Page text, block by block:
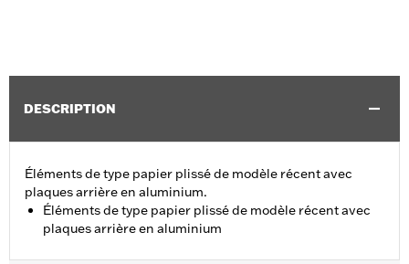
DESCRIPTION
Éléments de type papier plissé de modèle récent avec
plaques arrière en aluminium.
Éléments de type papier plissé de modèle récent avec
plaques arrière en aluminium